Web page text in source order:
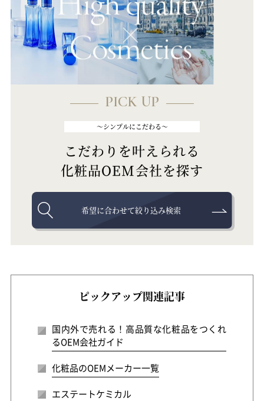
PICK UP
～シンプルにこだわる～
こだわりを叶えられる
化粧品OEM会社を探す
希望に合わせて絞り込み検索
ピックアップ関連記事
国内外で売れる！高品質な化粧品をつくれ
るOEM会社ガイド
化粧品のOEMメーカー一覧
エステートケミカル